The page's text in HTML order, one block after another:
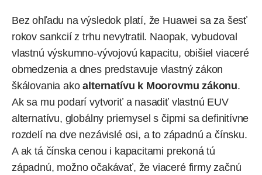
Bez ohľadu na výsledok platí, že Huawei sa za šesť
rokov sankcií z trhu nevytratil. Naopak, vybudoval
vlastnú výskumno-vývojovú kapacitu, obišiel viaceré
obmedzenia a dnes predstavuje vlastný zákon
škálovania akoalternatívu k Moorovmu zákonu.
Ak sa mu podarí vytvoriť a nasadiť vlastnú EUV
alternatívu, globálny priemysel s čipmi sa definitívne
rozdelí na dve nezávislé osi, a to západnú a čínsku.
A ak tá čínska cenou i kapacitami prekoná tú
západnú, možno očakávať, že viaceré firmy začnú